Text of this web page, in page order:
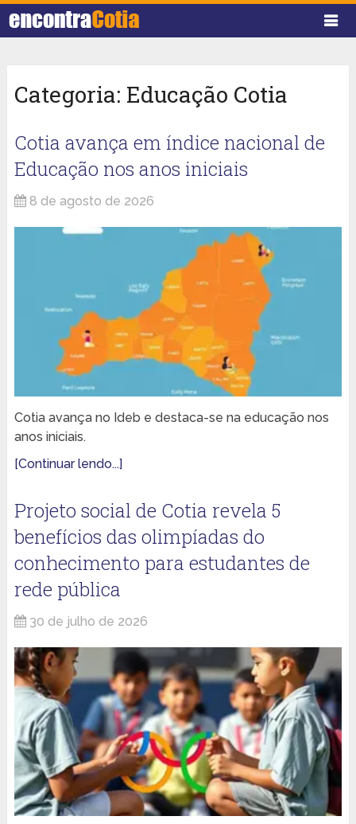
Categoria: Educação Cotia
Cotia avança em índice nacional de
Educação nos anos iniciais
8 de agosto de 2026
Cotia avança no Ideb e destaca-se na educação nos
anos iniciais.
[Continuar lendo...]
Projeto social de Cotia revela 5
benefícios das olimpíadas do
conhecimento para estudantes de
rede pública
30 de julho de 2026